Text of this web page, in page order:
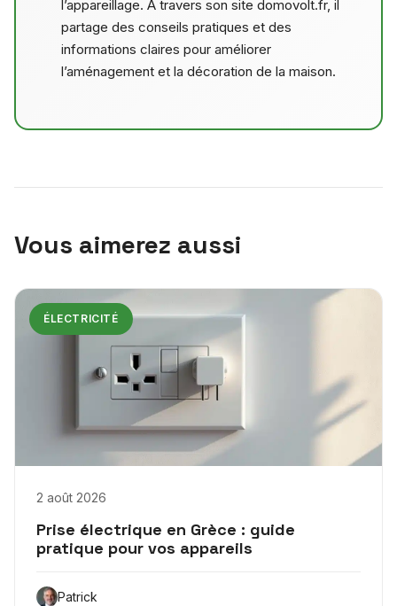
l’appareillage. À travers son site domovolt.fr, il
partage des conseils pratiques et des
informations claires pour améliorer
l’aménagement et la décoration de la maison.
Vous aimerez aussi
ÉLECTRICITÉ
2 août 2026
Prise électrique en Grèce : guide
pratique pour vos appareils
Patrick